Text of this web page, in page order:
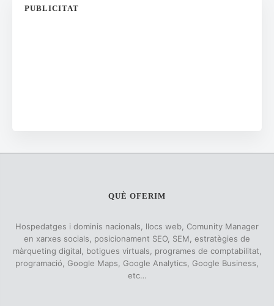
PUBLICITAT
QUÈ OFERIM
Hospedatges i dominis nacionals, llocs web, Comunity Manager
en xarxes socials, posicionament SEO, SEM, estratègies de
màrqueting digital, botigues virtuals, programes de comptabilitat,
programació, Google Maps, Google Analytics, Google Business,
etc…